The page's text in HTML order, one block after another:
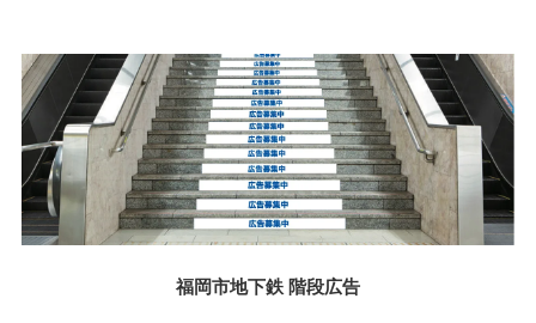
福岡市地下鉄 階段広告